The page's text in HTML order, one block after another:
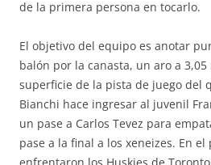
de la primera persona en tocarlo.
El objetivo del equipo es anotar
balón por la canasta, un aro a
superficie de la pista de juego del
Bianchi hace ingresar al juvenil
un pase a Carlos Tevez para
pase a la final a los xeneizes. En